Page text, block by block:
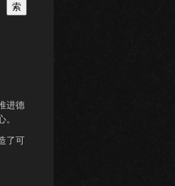
索
进德
了可